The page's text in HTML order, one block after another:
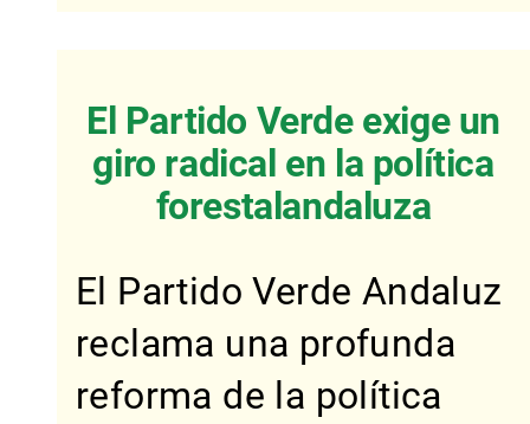
El Partido Verde exige un
giro radical en la política
forestalandaluza
El Partido Verde Andaluz
reclama una profunda
reforma de la política